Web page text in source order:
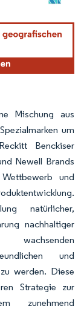
gemäß
Mischung aus
um
Benckiser
Newell Brands
und
natürlicher,
nachhaltiger
und
werden. Diese
Strategie zur
zunehmend